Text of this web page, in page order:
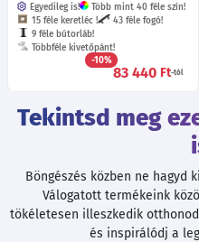
Egyedileg is!
Több mint 40 féle szín!
15 féle keretléc !
43 féle fogó!
9 féle bútorláb!
Többféle kivetőpánt!
-10%
83 440 Ft-tól
Tekintsd meg
Böngészés közben ne
Válogatott termékeink
tökéletesen illeszkedik
és inspirálódj a